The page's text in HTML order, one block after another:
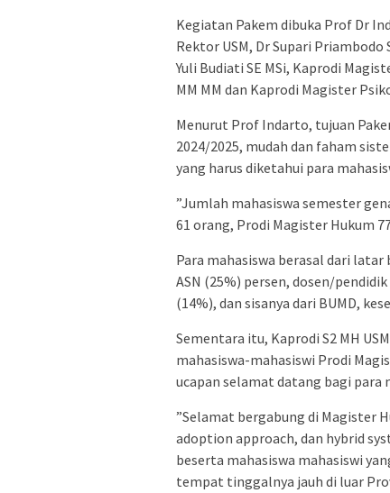
Kegiatan Pakem dibuka Prof Dr
Rektor USM, Dr Supari
Yuli Budiati SE MSi, Kaprodi
MM MM dan Kaprodi Magister
Menurut Prof Indarto, tujuan
2024/2025, mudah dan faham
yang harus diketahui para
”Jumlah mahasiswa semester
61 orang, Prodi Magister Hukum
Para mahasiswa berasal dari latar
ASN (25%) persen, dosen/
(14%), dan sisanya dari BUMD,
Sementara itu, Kaprodi S2 MH
mahasiswa-mahasiswi Prodi
ucapan selamat datang bagi para
”Selamat bergabung di Magister
adoption approach, dan hybrid
beserta mahasiswa mahasiswi
tempat tinggalnya jauh di luar